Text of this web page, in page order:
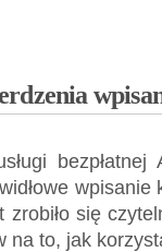
bezpłatnej
się
na to, jak